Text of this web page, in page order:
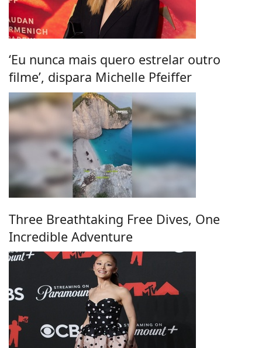
‘Eu nunca mais quero estrelar outro
filme’, dispara Michelle Pfeiffer
Three Breathtaking Free Dives, One
Incredible Adventure